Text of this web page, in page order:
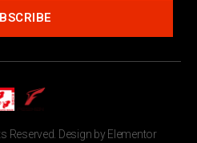
Reserved. Design by Elementor